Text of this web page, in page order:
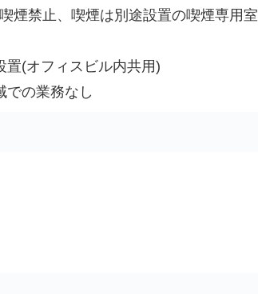
煙禁止、喫煙は別途設置の喫煙専用室
置(オフィスビル内共用)
での業務なし